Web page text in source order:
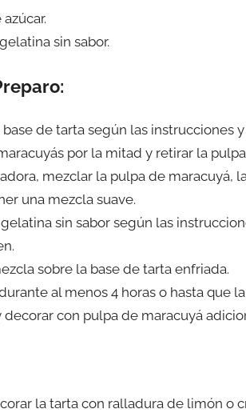
sin sabor.
base de tarta según las instrucciones
por la mitad y retirar la
mezclar la pulpa de maracuyá,
una mezcla suave.
sin sabor según las
sobre la base de tarta enfriada.
al menos 4 horas o hasta que
decorar con pulpa de maracuyá
la tarta con ralladura de limón o